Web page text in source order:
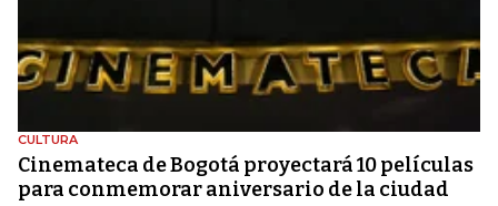
CULTURA
Cinemateca de Bogotá proyectará 10 películas
para conmemorar aniversario de la ciudad